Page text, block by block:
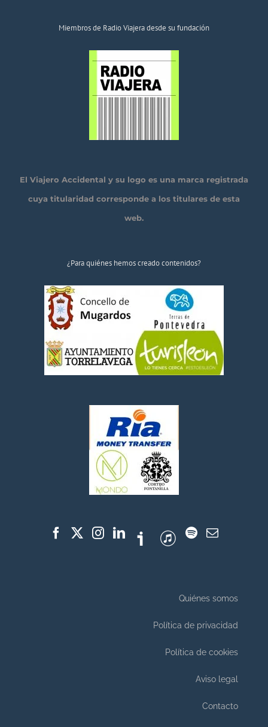
Miembros de Radio Viajera desde su fundación
El Viajero Accidental y su logo es una marca registrada
cuya titularidad corresponde a los titulares de esta
web.
¿Para quiénes hemos creado contenidos?
Quiénes somos
Política de privacidad
Política de cookies
Aviso legal
Contacto